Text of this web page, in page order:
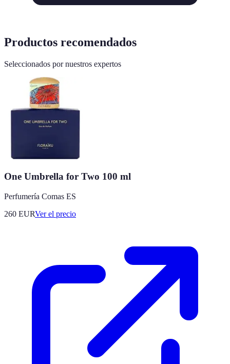
Productos recomendados
Seleccionados por nuestros expertos
One Umbrella for Two 100 ml
Perfumería Comas ES
260 EURVer el precio